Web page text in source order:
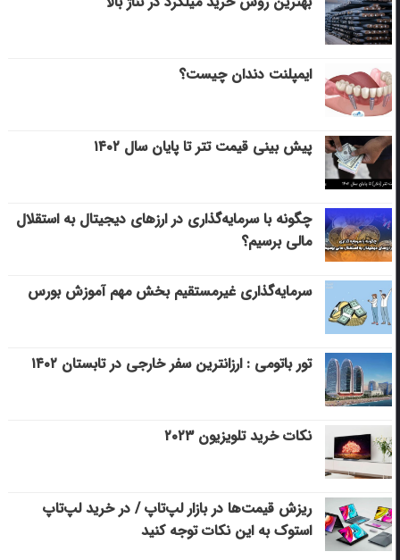
ایمپلنت دندان چیست؟
پیش بینی قیمت تتر تا پایان سال ۱۴۰۲
چگونه با سرمایه‌گذاری در ارزهای دیجیتال به استقلال
مالی برسیم؟
سرمایه‌گذاری غیرمستقیم بخش مهم آموزش بورس
تور باتومی : ارزانترین سفر خارجی در تابستان ۱۴۰۲
نکات خرید تلویزیون ۲۰۲۳
ریزش قیمت‌ها در بازار لپ‌تاپ / در خرید لپ‌تاپ
استوک به این نکات توجه کنید